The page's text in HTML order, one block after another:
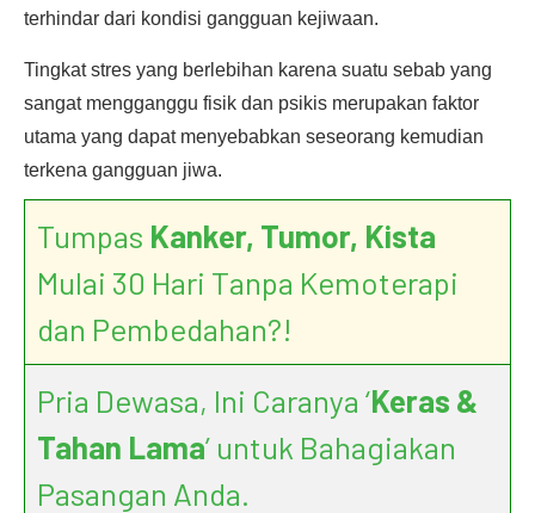
terhindar dari kondisi gangguan kejiwaan.
Tingkat stres yang berlebihan karena suatu sebab yang
sangat mengganggu fisik dan psikis merupakan faktor
utama yang dapat menyebabkan seseorang kemudian
terkena gangguan jiwa.
Tumpas Kanker, Tumor, Kista
Mulai 30 Hari Tanpa Kemoterapi
dan Pembedahan?!
Pria Dewasa, Ini Caranya ‘Keras &
Tahan Lama’ untuk Bahagiakan
Pasangan Anda.